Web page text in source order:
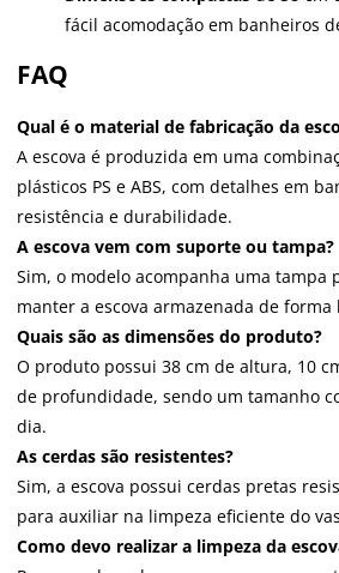
fácil acomodação em banheiros
FAQ
Qual é o material de fabricação da
A escova é produzida em uma
plásticos PS e ABS, com detalhes em
resistência e durabilidade.
A escova vem com suporte ou tampa?
Sim, o modelo acompanha uma tampa
manter a escova armazenada de
Quais são as dimensões do produto?
O produto possui 38 cm de altura, 10
de profundidade, sendo um tamanho
dia.
As cerdas são resistentes?
Sim, a escova possui cerdas pretas
para auxiliar na limpeza eficiente do
Como devo realizar a limpeza da